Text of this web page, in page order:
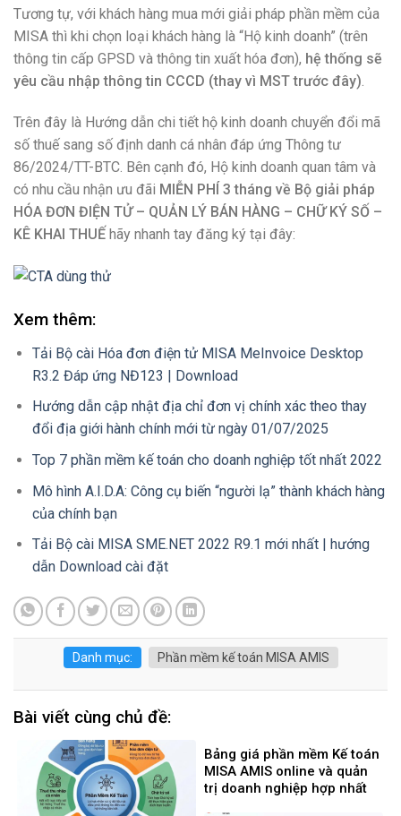
Tương tự, với khách hàng mua mới giải pháp phần mềm của
MISA thì khi chọn loại khách hàng là “Hộ kinh doanh” (trên
thông tin cấp GPSD và thông tin xuất hóa đơn), hệ thống sẽ
yêu cầu nhập thông tin CCCD (thay vì MST trước đây).
Trên đây là Hướng dẫn chi tiết hộ kinh doanh chuyển đổi mã
số thuế sang số định danh cá nhân đáp ứng Thông tư
86/2024/TT-BTC. Bên cạnh đó, Hộ kinh doanh quan tâm và
có nhu cầu nhận ưu đãi MIỄN PHÍ 3 tháng về Bộ giải pháp
HÓA ĐƠN ĐIỆN TỬ – QUẢN LÝ BÁN HÀNG – CHỮ KÝ SỐ –
KÊ KHAI THUẾ hãy nhanh tay đăng ký tại đây:
Xem thêm:
Tải Bộ cài Hóa đơn điện tử MISA MeInvoice Desktop
R3.2 Đáp ứng NĐ123 | Download
Hướng dẫn cập nhật địa chỉ đơn vị chính xác theo thay
đổi địa giới hành chính mới từ ngày 01/07/2025
Top 7 phần mềm kế toán cho doanh nghiệp tốt nhất 2022
Mô hình A.I.D.A: Công cụ biến “người lạ” thành khách hàng
của chính bạn
Tải Bộ cài MISA SME.NET 2022 R9.1 mới nhất | hướng
dẫn Download cài đặt
Danh mục: Phần mềm kế toán MISA AMIS
Bài viết cùng chủ đề:
Bảng giá phần mềm Kế toán
MISA AMIS online và quản
trị doanh nghiệp hợp nhất